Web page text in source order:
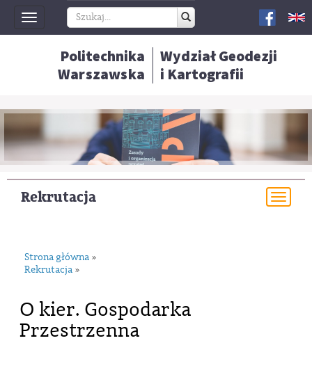
Toggle
navigation
Politechnika
Warszawska
Wydział Geodezji
i Kartografii
Rekrutacja
Strona główna »
Rekrutacja »
O kier. Gospodarka
Przestrzenna